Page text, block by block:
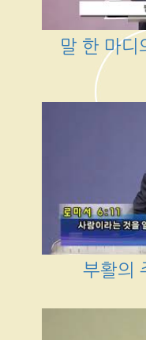
말 한 마디
부활의